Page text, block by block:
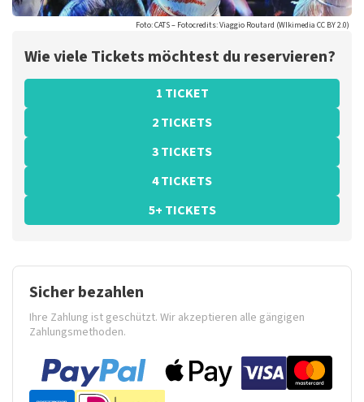
Foto: CATS – Fotocredits: Viaggio Routard (WIkimedia CC BY 2.0)
Wie viele Tickets möchtest du reservieren?
1 TICKET
2 TICKETS
3 TICKETS
4 TICKETS
5+ TICKETS
Sicher bezahlen
Ihre Zahlung ist geschützt. Wir akzeptieren alle gängigen
Zahlungsmethoden.